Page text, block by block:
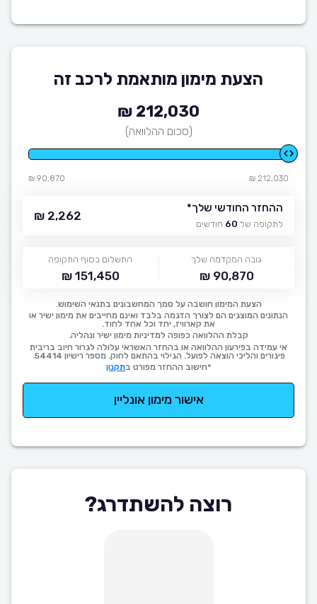
הצעת מימון מותאמת לרכב זה
212,030 ₪
(סכום ההלוואה)
212,030 ₪
90,870 ₪
ההחזר החודשי שלך*
לתקופה של 60 חודשים
2,262 ₪
גובה המקדמה שלך
90,870 ₪
התשלום בסוף התקופה
151,450 ₪
הצעת המימון חושבה על סמך המחשבונים בתנאי השימוש.
הנתונים המוצגים הם לצורך הדגמה בלבד ואינם מחייבים את מימון ישיר או
את קארוויז, יחד וכל אחד לחוד.
קבלת ההלוואה כפופה למדיניות מימון ישיר ונהליה.
אי עמידה בפירעון ההלוואה או בהחזר האשראי עלולה לגרור חיוב בריבית
פיגורים והליכי הוצאה לפועל. הגילוי בהתאם לחוק. מספר רישיון 54414.
*חישוב ההחזר מפורט בתקנון
אישור מימון אונליין
רוצה להשתדרג?